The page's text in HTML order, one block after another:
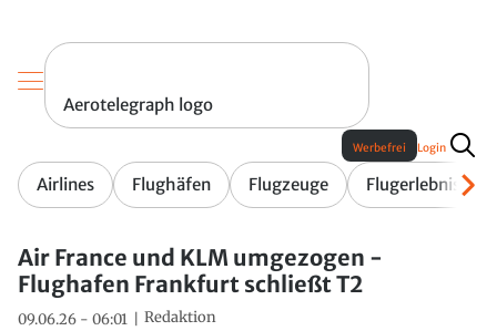
Aerotelegraph logo
Airlines Flughäfen Flugzeuge Flugerlebnis
Werbefrei Login
Air France und KLM umgezogen -
Flughafen Frankfurt schließt T2
09.06.26 - 06:01 Redaktion